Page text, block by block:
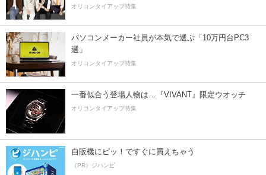
オリコンタイアップ特集
パソコンメーカー社員が本気で選ぶ「10万円台PC3
選」
オリコンタイアップ特集
一番似合う登場人物は…『VIVANT』限定ウオッチ
オリコンタイアップ特集
自販機にピッ！ですぐに買えちゃう
（PR）ジハンピ